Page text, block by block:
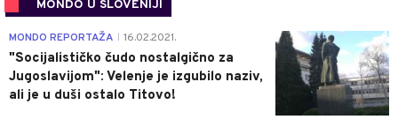
MONDO U SLOVENIJI
4
MONDO REPORTAŽA 16.02.2021.
"Socijalističko čudo nostalgično za
Jugoslavijom": Velenje je izgubilo naziv,
ali je u duši ostalo Titovo!